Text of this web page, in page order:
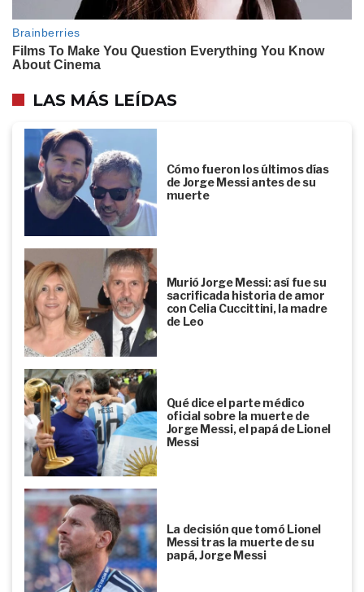
LAS MÁS LEÍDAS
Cómo fueron los últimos días
de Jorge Messi antes de su
muerte
Murió Jorge Messi: así fue su
sacrificada historia de amor
con Celia Cuccittini, la madre
de Leo
Qué dice el parte médico
oficial sobre la muerte de
Jorge Messi, el papá de Lionel
Messi
La decisión que tomó Lionel
Messi tras la muerte de su
papá, Jorge Messi